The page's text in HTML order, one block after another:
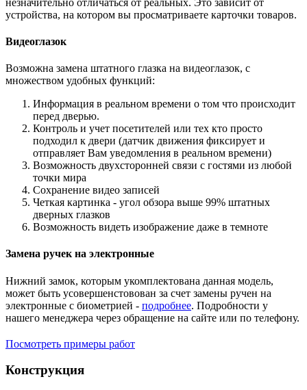
устройства, на котором вы просматриваете карточки товаров.
Видеоглазок
Возможна замена штатного глазка на видеоглазок, с
множеством удобных функций:
Информация в реальном времени о том что происходит
перед дверью.
Контроль и учет посетителей или тех кто просто
подходил к двери (датчик движения фиксирует и
отправляет Вам уведомления в реальном времени)
Возможность двухсторонней связи с гостями из любой
точки мира
Сохранение видео записей
Четкая картинка - угол обзора выше 99% штатных
дверных глазков
Возможность видеть изображение даже в темноте
Замена ручек на электронные
Нижний замок, которым укомплектована данная модель,
может быть усовершенстовован за счет замены ручен на
электронные с биометрией - подробнее. Подробности у
нашего менеджера через обращение на сайте или по телефону.
Посмотреть примеры работ
Конструкция